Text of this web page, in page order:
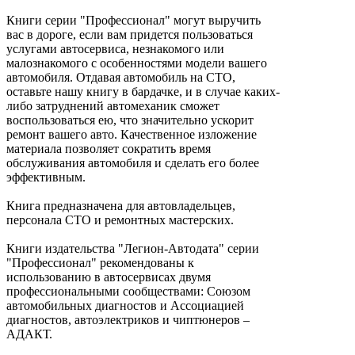
Книги серии "Профессионал" могут выручить
вас в дороге, если вам придется пользоваться
услугами автосервиса, незнакомого или
малознакомого с особенностями модели вашего
автомобиля. Отдавая автомобиль на СТО,
оставьте нашу книгу в бардачке, и в случае каких-
либо затруднений автомеханик сможет
воспользоваться ею, что значительно ускорит
ремонт вашего авто. Качественное изложение
материала позволяет сократить время
обслуживания автомобиля и сделать его более
эффективным.
Книга предназначена для автовладельцев,
персонала СТО и ремонтных мастерских.
Книги издательства "Легион-Автодата" серии
"Профессионал" рекомендованы к
использованию в автосервисах двумя
профессиональными сообществами: Союзом
автомобильных диагностов и Ассоциацией
диагностов, автоэлектриков и чиптюнеров –
АДАКТ.